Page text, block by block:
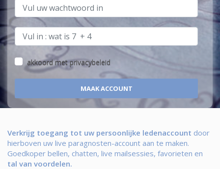
akkoord metprivacybeleid
Verkrijg toegang tot uw persoonlijke ledenaccount door
hierboven uw live paragnosten-account aan te maken.
Goedkoper bellen, chatten, live mailsessies, favorieten en
tal van voordelen.